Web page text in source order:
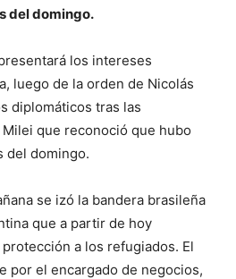
del domingo.
los intereses
luego de la orden de Nicolás
diplomáticos tras las
que reconoció que hubo
del domingo.
se izó la bandera brasileña
que a partir de hoy
a los refugiados. El
por el encargado de negocios,